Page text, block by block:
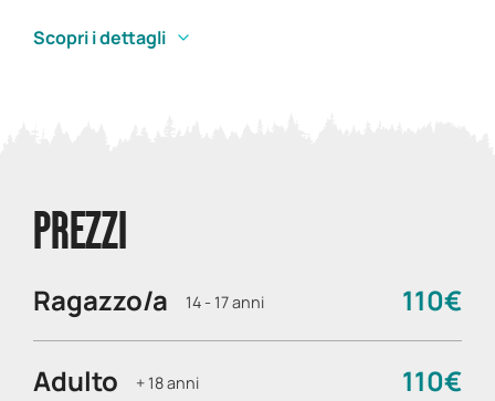
Scopri i dettagli
PREZZI
Ragazzo/a 14 - 17 anni 110€
Adulto + 18 anni 110€